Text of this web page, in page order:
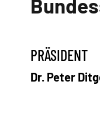
PRÄSIDENT
Dr. Peter